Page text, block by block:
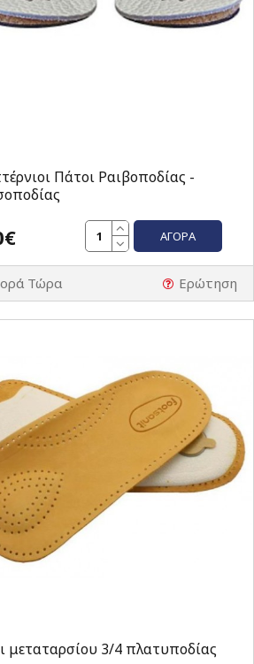
Πάτοι Ραιβοποδίας -
ΑΓΟΡΆ
Τώρα Ερώτηση
μεταταρσίου 3/4 πλατυποδίας